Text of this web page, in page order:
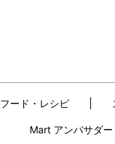
フード・レシピ
Mart アンバサダー